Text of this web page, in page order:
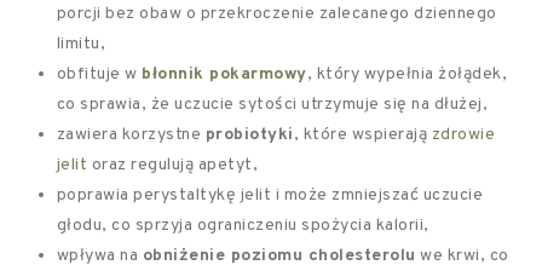
porcji bez obaw o przekroczenie zalecanego dziennego
limitu,
obfituje w błonnik pokarmowy, który wypełnia żołądek,
co sprawia, że uczucie sytości utrzymuje się na dłużej,
zawiera korzystne probiotyki, które wspierają zdrowie
jelit oraz regulują apetyt,
poprawia perystaltykę jelit i może zmniejszać uczucie
głodu, co sprzyja ograniczeniu spożycia kalorii,
wpływa na obniżenie poziomu cholesterolu we krwi, co